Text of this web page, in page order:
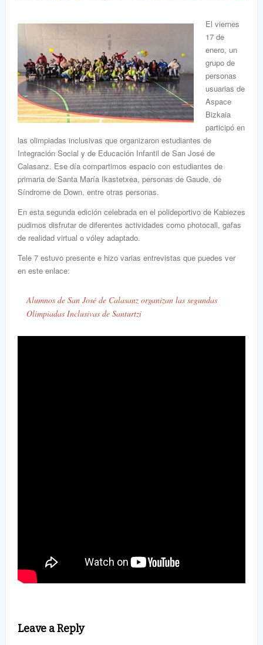
El viernes
17 de
enero, un
grupo de
personas
usuarias de
Aspace
Bizkaia
participó en
las olimpiadas inclusivas que organizaron estudiantes de
Integración Social y de Educación Infantil de San José de
Calasanz. Ese día compartimos espacio con estudiantes de
primaria de Santa María Ikastetxea, personas de Gaude, de
Síndrome de Down, entre otras personas.
En esta segunda edición celebrada en el polideportivo de Kabiezes
pudimos disfrutar de diferentes actividades como photocall, gafas
de realidad virtual o vóley adaptado.
Tele 7 estuvo presente e hizo varias entrevistas que puedes ver
en este enlace:
Alumnos de San José de Calasanz organizan las segundas
Olimpiadas Inclusivas de Santurtzi
Leave a Reply